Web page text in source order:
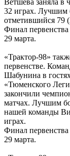
32 играх. Лучшим
отметившийся 79
Финал
29 марта.
«Трактор-98»
первенстве.
Шабунина в
«Тюменского
закончили
матчах. Лучшим
нашей команды
играх.
Финал
29 марта.